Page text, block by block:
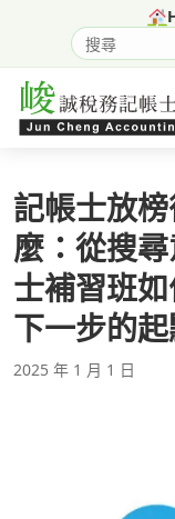
搜尋網站內
記帳士放
麼：從搜
士補習班
下一步的
2025 年 1 月 1 日